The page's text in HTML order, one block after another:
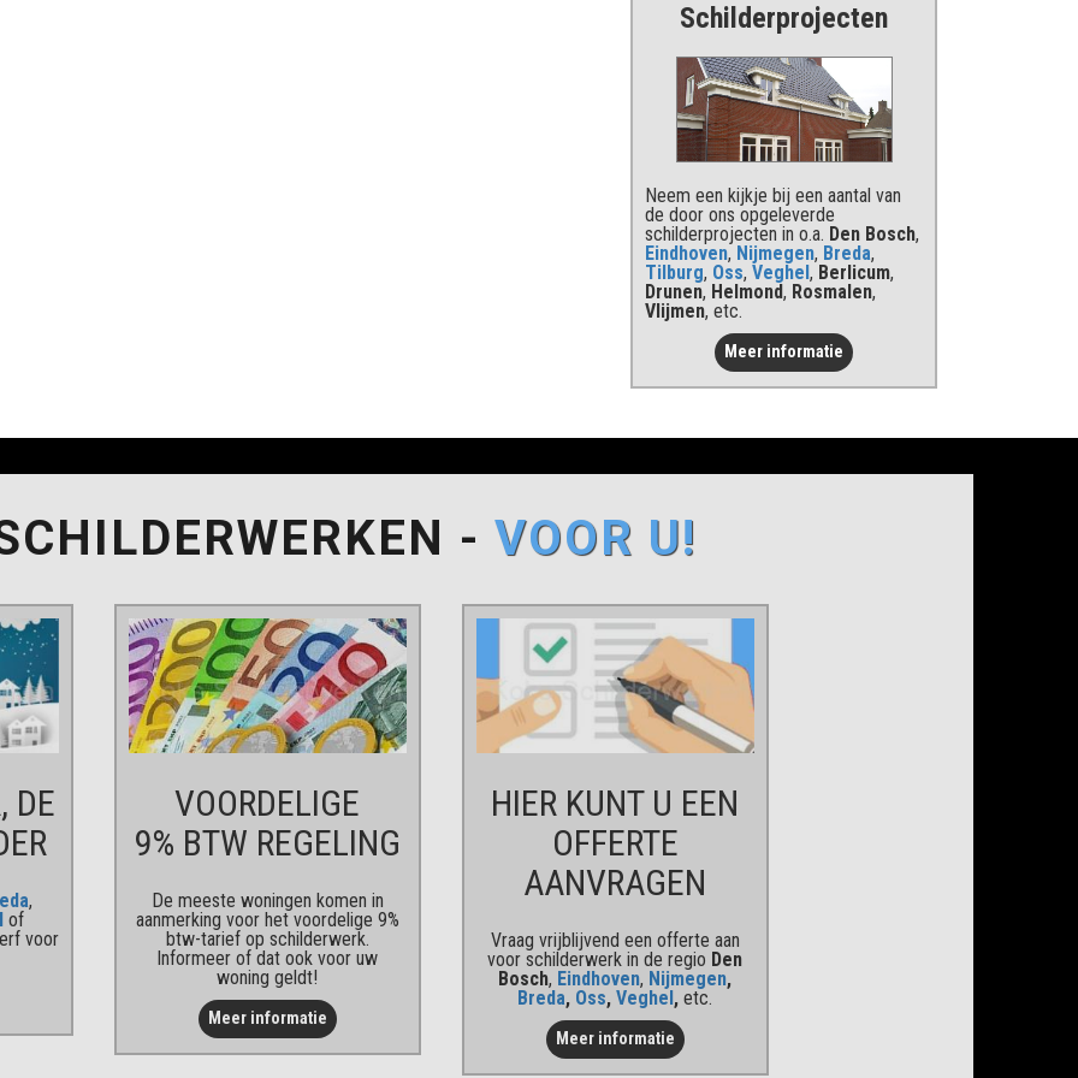
Schilderprojecten
Neem een kijkje bij een aantal van
de door ons opgeleverde
schilderprojecten in o.a. Den Bosch,
Eindhoven, Nijmegen, Breda,
Tilburg, Oss, Veghel, Berlicum,
Drunen, Helmond, Rosmalen,
Vlijmen, etc.
Meer informatie
- VOOR U!
DE
,
of
voor
VOORDELIGE
9% BTW REGELING
De meeste woningen komen in
aanmerking voor het voordelige 9%
btw-tarief op schilderwerk.
Informeer of dat ook voor uw
woning geldt!
Meer informatie
HIER KUNT U EEN
OFFERTE
AANVRAGEN
Vraag vrijblijvend een offerte aan
voor schilderwerk in de regio Den
Bosch, Eindhoven, Nijmegen,
Breda, Oss, Veghel , etc.
Meer informatie